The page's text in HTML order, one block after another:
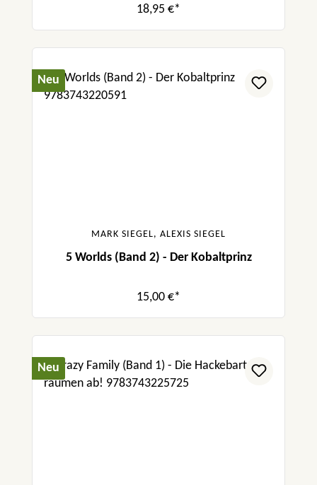
18,95 €*
Neu
MARK SIEGEL, ALEXIS SIEGEL
5 Worlds (Band 2) - Der Kobaltprinz
15,00 €*
Neu